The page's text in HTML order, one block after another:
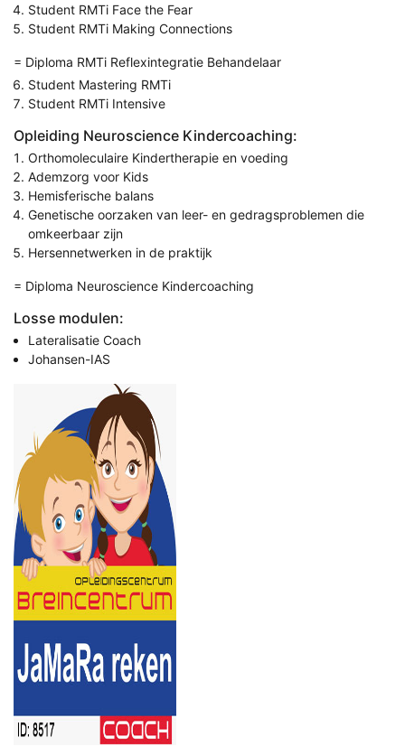
Student RMTi Face the Fear
Student RMTi Making Connections
= Diploma RMTi Reflexintegratie Behandelaar
Student Mastering RMTi
Student RMTi Intensive
Opleiding Neuroscience Kindercoaching:
Orthomoleculaire Kindertherapie en voeding
Ademzorg voor Kids
Hemisferische balans
Genetische oorzaken van leer- en gedragsproblemen die
omkeerbaar zijn
Hersennetwerken in de praktijk
= Diploma Neuroscience Kindercoaching
Losse modulen:
Lateralisatie Coach
Johansen-IAS